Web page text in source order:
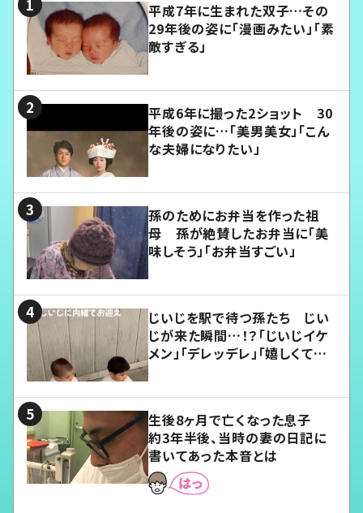
平成7年に生まれた双子…その
29年後の姿に「漫画みたい」「素
敵すぎる」
平成6年に撮った2ショット 30
年後の姿に…「美男美女」「こん
な夫婦になりたい」
孫のためにお弁当を作った祖
母 孫が絶賛したお弁当に「美
味しそう」「お弁当すごい」
じいじを駅で待つ孫たち じい
じが来た瞬間…！？「じいじイケ
メン」「デレッデレ」「嬉しくて可
生後8ヶ月で亡くなった息子
約3年半後、当時の妻の日記に
書いてあった本音とは